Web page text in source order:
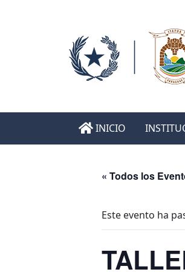
INICIO
« Todos los
Este evento ha